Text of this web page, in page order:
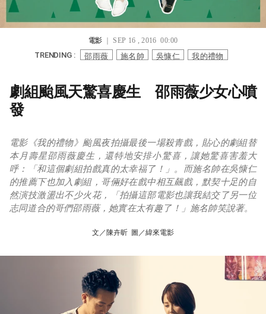
電影｜ SEP 16 , 2016 00:00
TRENDING : 邵雨薇 施名帥 吳慷仁 我的禮物
劇組颱風天驚喜慶生 邵雨薇少女心噴
發
電影《我的禮物》颱風夜拍攝最後一場殺青戲，貼心的劇組替
本月壽星邵雨薇慶生，還特地安排小驚喜，讓她驚喜害羞大
呼：「和這個劇組拍戲真的太幸福了！」。而施名帥在吳慷仁
的推薦下也加入劇組，哥倆好在戲中相互飆戲，默契十足的自
然演技激盪出不少火花，「拍攝這部電影也讓我結交了另一位
志同道合的哥們邵雨薇，她實在太有趣了！」施名帥笑說著。
文／陳卉昕 圖／緯來電影